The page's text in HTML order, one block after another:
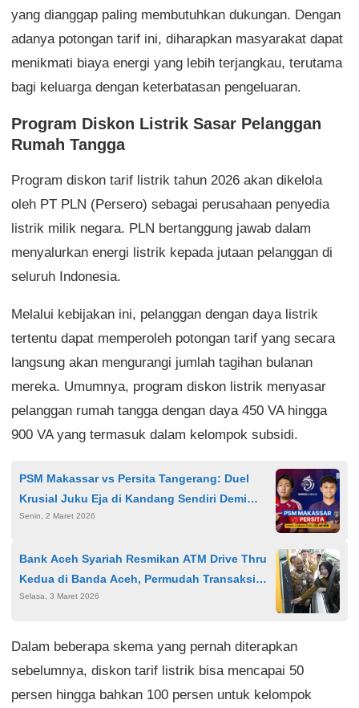
yang dianggap paling membutuhkan dukungan. Dengan
adanya potongan tarif ini, diharapkan masyarakat dapat
menikmati biaya energi yang lebih terjangkau, terutama
bagi keluarga dengan keterbatasan pengeluaran.
Program Diskon Listrik Sasar Pelanggan
Rumah Tangga
Program diskon tarif listrik tahun 2026 akan dikelola
oleh PT PLN (Persero) sebagai perusahaan penyedia
listrik milik negara. PLN bertanggung jawab dalam
menyalurkan energi listrik kepada jutaan pelanggan di
seluruh Indonesia.
Melalui kebijakan ini, pelanggan dengan daya listrik
tertentu dapat memperoleh potongan tarif yang secara
langsung akan mengurangi jumlah tagihan bulanan
mereka. Umumnya, program diskon listrik menyasar
pelanggan rumah tangga dengan daya 450 VA hingga
900 VA yang termasuk dalam kelompok subsidi.
PSM Makassar vs Persita Tangerang: Duel
Krusial Juku Eja di Kandang Sendiri Demi
Perbaiki Posisi
Senin, 2 Maret 2026
Bank Aceh Syariah Resmikan ATM Drive Thru
Kedua di Banda Aceh, Permudah Transaksi
Jelang Idulfitri
Selasa, 3 Maret 2026
Dalam beberapa skema yang pernah diterapkan
sebelumnya, diskon tarif listrik bisa mencapai 50
persen hingga bahkan 100 persen untuk kelompok